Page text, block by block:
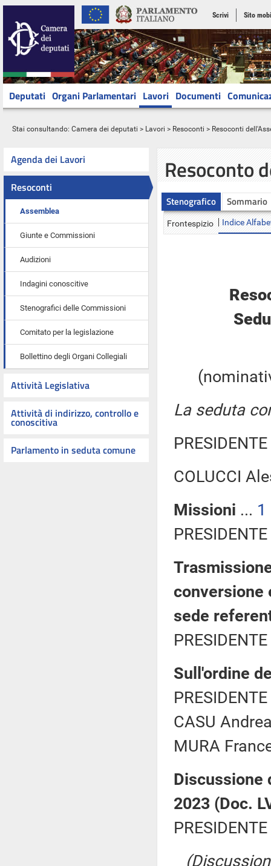
Scrivi Sito
Deputati Organi Parlamentari Lavori Documenti
Stai consultando: Camera dei deputati > Lavori > Resoconti > Resoconti
Agenda dei Lavori
Resoconti
Assemblea
Giunte e Commissioni
Audizioni
Indagini conoscitive
Stenografici delle Commissioni
Comitato per la legislazione
Bollettino degli Organi Collegiali
Attività Legislativa
Attività di indirizzo, controllo e
conoscitiva
Parlamento in seduta comune
Resoconto
Stenografico Sommario
Frontespizio Indice
La seduta
COLUCCI
Missioni ... 1
conversione
sede
Sull'ordine
CASU
MURA
Discussione
2023 (Doc.